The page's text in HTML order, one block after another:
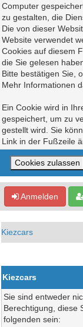
Computer
zu gestalten, die
Die von dieser
Website verwendet
Cookies auf diesem
die Sie gelesen
Bitte bestätigen Sie,
Mehr Informationen
Ein Cookie wird in
gespeichert, um zu
gestellt wird. Sie
Link in der Fußzeile
Anmelden
Kiezcars
Kiezcars
Sie sind entweder
Berechtigung, diese
folgenden sein: